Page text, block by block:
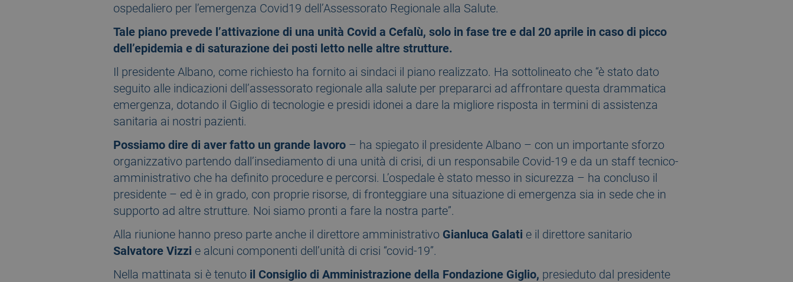
ospedaliero per l’emergenza Covid19 dell’Assessorato Regionale alla Salute.
Tale piano prevede l’attivazione di una unità Covid a Cefalù, solo in fase tre e dal 20 aprile in caso di picco
dell’epidemia e di saturazione dei posti letto nelle altre strutture.
Il presidente Albano, come richiesto ha fornito ai sindaci il piano realizzato. Ha sottolineato che “è stato dato
seguito alle indicazioni dell’assessorato regionale alla salute per prepararci ad affrontare questa drammatica
emergenza, dotando il Giglio di tecnologie e presidi idonei a dare la migliore risposta in termini di assistenza
sanitaria ai nostri pazienti.
Possiamo dire di aver fatto un grande lavoro – ha spiegato il presidente Albano – con un importante sforzo
organizzativo partendo dall’insediamento di una unità di crisi, di un responsabile Covid-19 e da un staff tecnico-
amministrativo che ha definito procedure e percorsi. L’ospedale è stato messo in sicurezza – ha concluso il
presidente – ed è in grado, con proprie risorse, di fronteggiare una situazione di emergenza sia in sede che in
supporto ad altre strutture. Noi siamo pronti a fare la nostra parte”.
Alla riunione hanno preso parte anche il direttore amministrativo Gianluca Galati e il direttore sanitario
Salvatore Vizzi e alcuni componenti dell’unità di crisi “covid-19”.
Nella mattinata si è tenuto il Consiglio di Amministrazione della Fondazione Giglio, presieduto dal presidente